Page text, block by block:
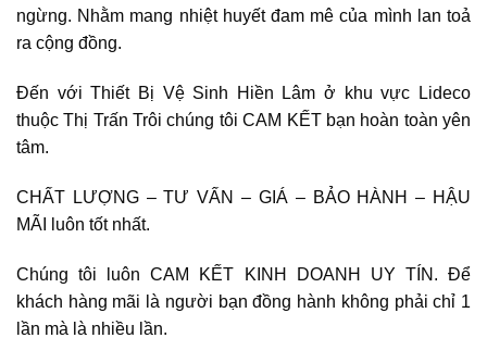
ngừng. Nhằm mang nhiệt huyết đam mê của mình lan toả
ra cộng đồng.
Đến với Thiết Bị Vệ Sinh Hiền Lâm ở khu vực Lideco
thuộc Thị Trấn Trôi chúng tôi CAM KẾT bạn hoàn toàn yên
tâm.
CHẤT LƯỢNG – TƯ VẤN – GIÁ – BẢO HÀNH – HẬU
MÃI luôn tốt nhất.
Chúng tôi luôn CAM KẾT KINH DOANH UY TÍN. Để
khách hàng mãi là người bạn đồng hành không phải chỉ 1
lần mà là nhiều lần.